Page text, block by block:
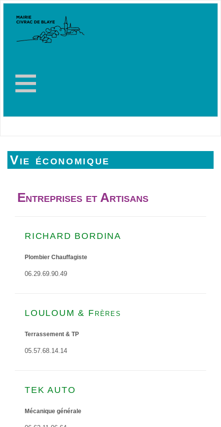
≡
Vie économique
Entreprises et Artisans
RICHARD BORDINA
Plombier Chauffagiste
06.29.69.90.49
LOULOUM & Frères
Terrassement & TP
05.57.68.14.14
TEK AUTO
Mécanique générale